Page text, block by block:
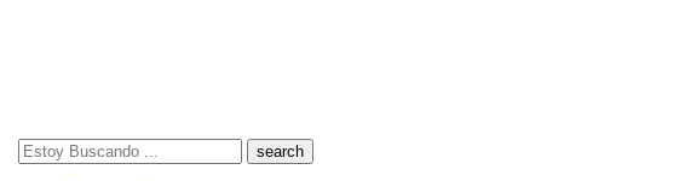
Search
here